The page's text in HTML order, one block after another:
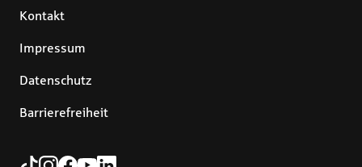
Kontakt
Impressum
Datenschutz
Barrierefreiheit